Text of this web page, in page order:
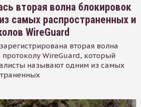
вторая волна блокировок
самых распространенных и
WireGuard
вторая волна
WireGuard, который
называют одним из самых